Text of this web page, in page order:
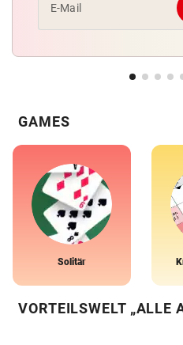
E-Mail
GAMES
Solitär
VORTEILSWELT „ALLE